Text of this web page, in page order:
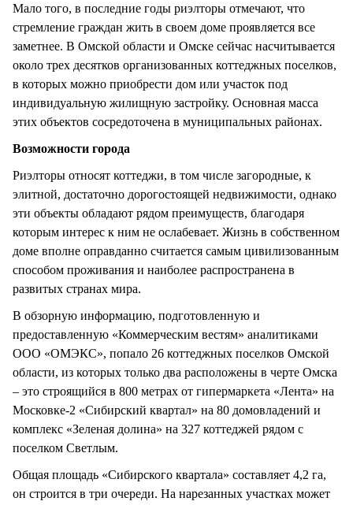
Мало того, в последние годы риэлторы отмечают, что
стремление граждан жить в своем доме проявляется все
заметнее. В Омской области и Омске сейчас насчитывается
около трех десятков организованных коттеджных поселков,
в которых можно приобрести дом или участок под
индивидуальную жилищную застройку. Основная масса
этих объектов сосредоточена в муниципальных районах.
Возможности города
Риэлторы относят коттеджи, в том числе загородные, к
элитной, достаточно дорогостоящей недвижимости, однако
эти объекты обладают рядом преимуществ, благодаря
которым интерес к ним не ослабевает. Жизнь в собственном
доме вполне оправданно считается самым цивилизованным
способом проживания и наиболее распространена в
развитых странах мира.
В обзорную информацию, подготовленную и
предоставленную «Коммерческим вестям» аналитиками
ООО «ОМЭКС», попало 26 коттеджных поселков Омской
области, из которых только два расположены в черте Омска
– это строящийся в 800 метрах от гипермаркета «Лента» на
Московке-2 «Сибирский квартал» на 80 домовладений и
комплекс «Зеленая долина» на 327 коттеджей рядом с
поселком Светлым.
Общая площадь «Сибирского квартала» составляет 4,2 га,
он строится в три очереди. На нарезанных участках может